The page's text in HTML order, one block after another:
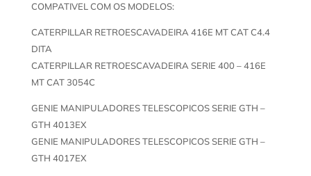
COMPATIVEL COM OS MODELOS:
CATERPILLAR RETROESCAVADEIRA 416E MT CAT C4.4
DITA
CATERPILLAR RETROESCAVADEIRA SERIE 400 – 416E
MT CAT 3054C
GENIE MANIPULADORES TELESCOPICOS SERIE GTH –
GTH 4013EX
GENIE MANIPULADORES TELESCOPICOS SERIE GTH –
GTH 4017EX